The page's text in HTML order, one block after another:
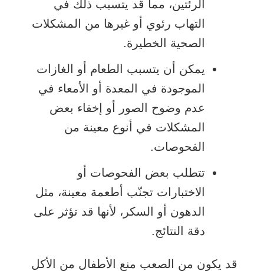
الرئتين، مما قد يتسبب ذلك في
التهاب رئوي أو غيرها من المشكلات
الصحية الخطيرة.
يمكن أن يتسبب الطعام أو الغازات
الموجودة في المعدة أو الأمعاء في
عدم وضوح الصور أو إخفاء بعض
المشكلات في أنوع معينة من
الفحوصات.
تتطلب بعض الفحوصات أو
الاختبارات تجنّب أطعمة معينة، مثل
الدهون أو السكر، لأنها قد تؤثر على
دقة النتائج.
قد يكون من الصعب منع الأطفال من الأكل